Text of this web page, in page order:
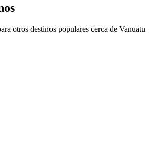
otros destinos populares cerca de Vanuatu